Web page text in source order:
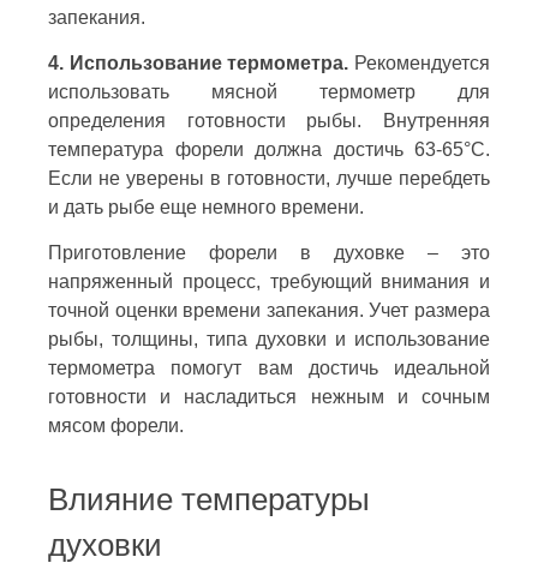
запекания.
4. Использование термометра. Рекомендуется
использовать мясной термометр для
определения готовности рыбы. Внутренняя
температура форели должна достичь 63-65°С.
Если не уверены в готовности, лучше перебдеть
и дать рыбе еще немного времени.
Приготовление форели в духовке – это
напряженный процесс, требующий внимания и
точной оценки времени запекания. Учет размера
рыбы, толщины, типа духовки и использование
термометра помогут вам достичь идеальной
готовности и насладиться нежным и сочным
мясом форели.
Влияние температуры
духовки